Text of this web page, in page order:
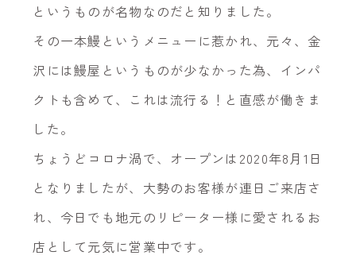
というものが名物なのだと知りました。
その一本鰻というメニューに惹かれ、元々、金
沢には鰻屋というものが少なかった為、インパ
クトも含めて、これは流行る！と直感が働きま
した。
ちょうどコロナ渦で、オープンは2020年8月1日
となりましたが、大勢のお客様が連日ご来店さ
れ、今日でも地元のリピーター様に愛されるお
店として元気に営業中です。